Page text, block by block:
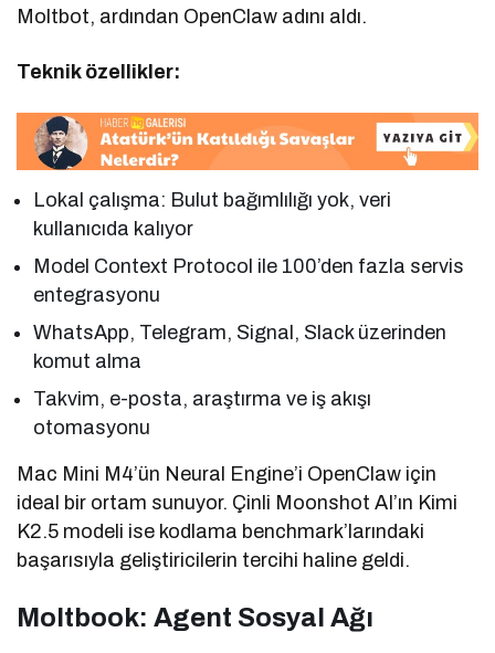
Moltbot, ardından OpenClaw adını aldı.
Teknik özellikler:
Lokal çalışma: Bulut bağımlılığı yok, veri
kullanıcıda kalıyor
Model Context Protocol ile 100’den fazla servis
entegrasyonu
WhatsApp, Telegram, Signal, Slack üzerinden
komut alma
Takvim, e-posta, araştırma ve iş akışı
otomasyonu
Mac Mini M4’ün Neural Engine’i OpenClaw için
ideal bir ortam sunuyor. Çinli Moonshot AI’ın Kimi
K2.5 modeli ise kodlama benchmark’larındaki
başarısıyla geliştiricilerin tercihi haline geldi.
Moltbook: Agent Sosyal Ağı